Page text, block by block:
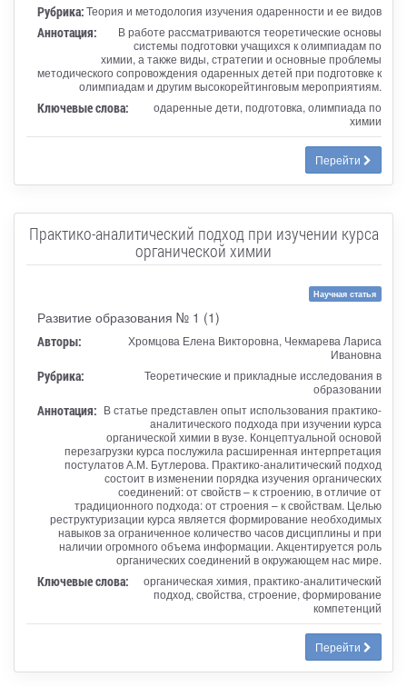
Рубрика:Теория и методология изучения одаренности и ее видов
Аннотация:
В работе рассматриваются теоретические основы
системы подготовки учащихся к олимпиадам по
химии, а также виды, стратегии и основные проблемы
методического сопровождения одаренных детей при подготовке к
олимпиадам и другим высокорейтинговым мероприятиям.
Ключевые слова:
одаренные дети, подготовка, олимпиада по
химии
Перейти
Практико-аналитический подход при изучении курса
органической химии
Научная статья
Развитие образования № 1 (1)
Авторы:
Хромцова Елена Викторовна, Чекмарева Лариса
Ивановна
Рубрика:
Теоретические и прикладные исследования в
образовании
Аннотация: В статье представлен опыт использования практико-
аналитического подхода при изучении курса
органической химии в вузе. Концептуальной основой
перезагрузки курса послужила расширенная интерпретация
постулатов А.М. Бутлерова. Практико-аналитический подход
состоит в изменении порядка изучения органических
соединений: от свойств – к строению, в отличие от
традиционного подхода: от строения – к свойствам. Целью
реструктуризации курса является формирование необходимых
навыков за ограниченное количество часов дисциплины и при
наличии огромного объема информации. Акцентируется роль
органических соединений в окружающем нас мире.
Ключевые слова:
органическая химия, практико-аналитический
подход, свойства, строение, формирование
компетенций
Перейти